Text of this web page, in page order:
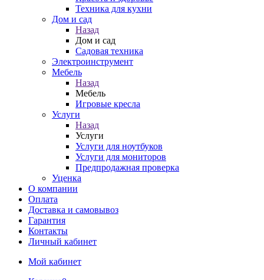
Техника для кухни
Дом и сад
Назад
Дом и сад
Садовая техника
Электроинструмент
Мебель
Назад
Мебель
Игровые кресла
Услуги
Назад
Услуги
Услуги для ноутбуков
Услуги для мониторов
Предпродажная проверка
Уценка
О компании
Оплата
Доставка и самовывоз
Гарантия
Контакты
Личный кабинет
Мой кабинет